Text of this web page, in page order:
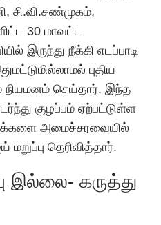
சி.வி.சண்முகம்,
30 மாவட்ட
இருந்து நீக்கி எடப்பாடி
புதிய
நியமனம் செய்தார். இந்த
குழப்பம் ஏற்பட்டுள்ள
அமைச்சரவையில்
மறுப்பு தெரிவித்தார்.
இல்லை- கருத்து